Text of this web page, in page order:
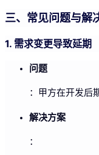
三、常见问题与解
1. 需求变更导致延期
问题
：甲方在开发后
解决方案
：